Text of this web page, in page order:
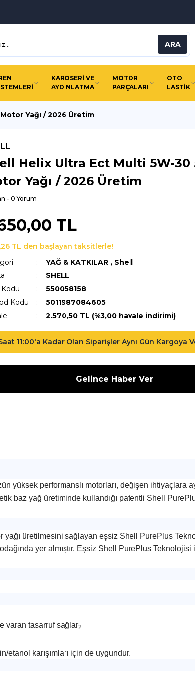
ARA
KAROSERİ VE
AYDINLATMA
MOTOR
PARÇALARI
OTO
LASTİK
Yağı / 2026 Üretim
Helix Ultra Ect Multi 5W-30
Yağı / 2026 Üretim
- 0 Yorum
TL
TL den başlayan taksitlerle!
YAĞ & KATKILAR , Shell
SHELL
550058158
Kodu
5011987084605
2.570,50 TL (%3,00 havale indirimi)
11:00'a Kadar Olan Siparişler Aynı Gün Kargoya
Gelince Haber Ver
yüksek performanslı motorları, değişen ihtiyaçlara
baz yağ üretiminde kullandığı patentli Shell
yağı üretilmesini sağlayan eşsiz Shell PurePlus
yer almıştır. Eşsiz Shell PurePlus
varan tasarruf sağlar2
etanol karışımları için de uygundur.